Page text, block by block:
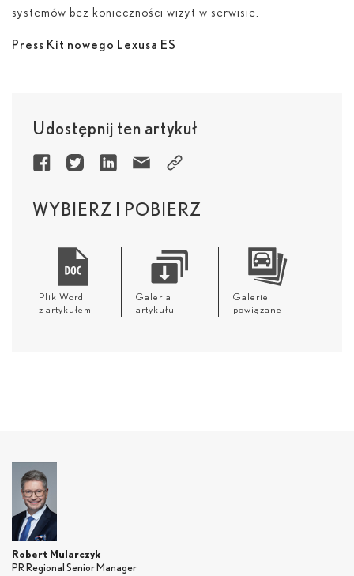
systemów bez konieczności wizyt w serwisie.
Press Kit nowego Lexusa ES
WYBIERZ I POBIERZ
Plik Word
z artykułem
Galeria
artykułu
Galerie
powiązane
Udostępnij ten artykuł
Robert Mularczyk
PR Regional Senior Manager